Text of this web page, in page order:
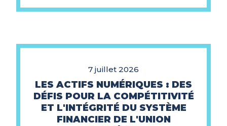
7 juillet 2026
LES ACTIFS NUMÉRIQUES : DES
DÉFIS POUR LA COMPÉTITIVITÉ
ET L'INTÉGRITÉ DU SYSTÈME
FINANCIER DE L'UNION